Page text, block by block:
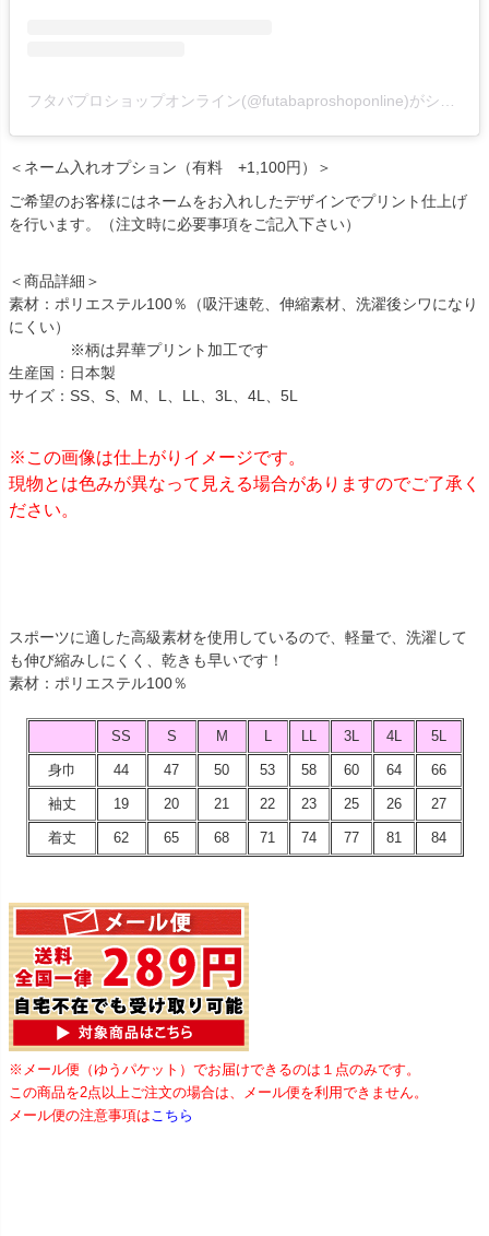
フタバプロショップオンライン(@futabaproshoponline)がシェアした投稿
＜ネーム入れオプション（有料 +1,100円）＞
ご希望のお客様にはネームをお入れしたデザインでプリント仕上げ
を行います。（注文時に必要事項をご記入下さい）
＜商品詳細＞
素材：ポリエステル100％（吸汗速乾、伸縮素材、洗濯後シワになり
にくい）
※柄は昇華プリント加工です
生産国：日本製
サイズ：SS、S、M、L、LL、3L、4L、5L
※この画像は仕上がりイメージです。
現物とは色みが異なって見える場合がありますのでご了承く
ださい。
スポーツに適した高級素材を使用しているので、軽量で、洗濯して
も伸び縮みしにくく、乾きも早いです！
素材：ポリエステル100％
SS S M L LL 3L 4L 5L
身巾 44 47 50 53 58 60 64 66
袖丈 19 20 21 22 23 25 26 27
着丈 62 65 68 71 74 77 81 84
※メール便（ゆうパケット）でお届けできるのは１点のみです。
この商品を2点以上ご注文の場合は、メール便を利用できません。
メール便の注意事項はこちら